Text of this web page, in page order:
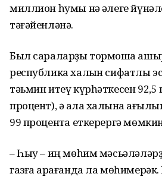
миллион һумы нәҡ әлеге
тәғәйенләнә.
Был сараларҙы тормошҡа
республика халҡын сифатлы
тәьмин итеү күрһәткесен 92,5
процент), ә ҡала халҡына
99 процентҡа еткерергә
– Һыу – иң мөһим
газға ҡарағанда ла